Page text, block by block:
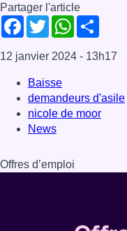
Partager l'article
Facebook
TwitterWhatsApp
12 janvier 2024 - 13h17
Baisse
demandeurs d'asile
nicole de moor
News
Offres d’emploi